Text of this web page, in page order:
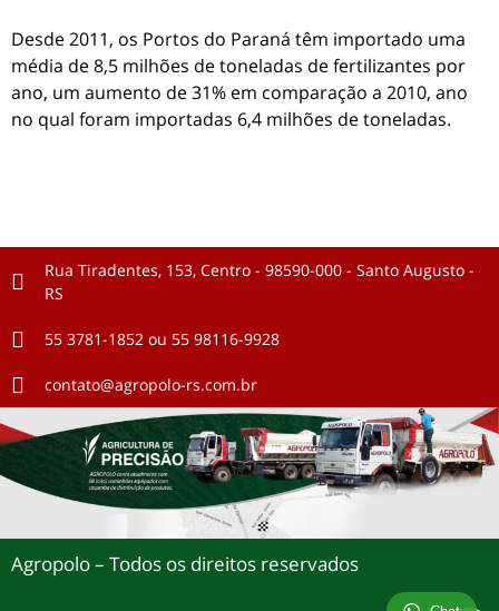
Desde 2011, os Portos do Paraná têm importado uma
média de 8,5 milhões de toneladas de fertilizantes por
ano, um aumento de 31% em comparação a 2010, ano
no qual foram importadas 6,4 milhões de toneladas.
Rua Tiradentes, 153, Centro - 98590-000 - Santo Augusto -
RS
55 3781-1852 ou 55 98116-9928
contato@agropolo-rs.com.br
Agropolo – Todos os direitos reservados